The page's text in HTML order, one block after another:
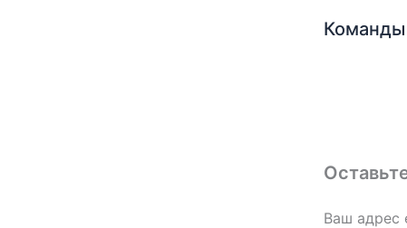
Команды
Ваш адрес